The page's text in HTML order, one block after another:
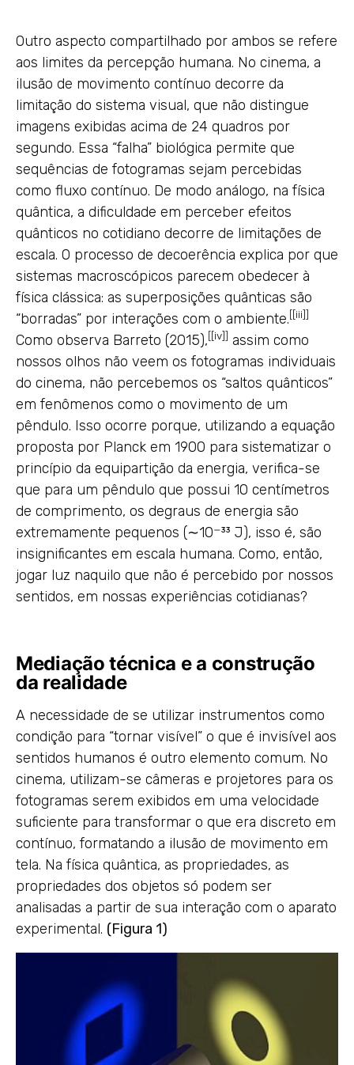
Outro aspecto compartilhado por ambos se refere
aos limites da percepção humana. No cinema, a
ilusão de movimento contínuo decorre da
limitação do sistema visual, que não distingue
imagens exibidas acima de 24 quadros por
segundo. Essa “falha” biológica permite que
sequências de fotogramas sejam percebidas
como fluxo contínuo. De modo análogo, na física
quântica, a dificuldade em perceber efeitos
quânticos no cotidiano decorre de limitações de
escala. O processo de decoerência explica por que
sistemas macroscópicos parecem obedecer à
física clássica: as superposições quânticas são
“borradas” por interações com o ambiente.[[iii]]
Como observa Barreto (2015),[[iv]] assim como
nossos olhos não veem os fotogramas individuais
do cinema, não percebemos os “saltos quânticos”
em fenômenos como o movimento de um
pêndulo. Isso ocorre porque, utilizando a equação
proposta por Planck em 1900 para sistematizar o
princípio da equipartição da energia, verifica-se
que para um pêndulo que possui 10 centímetros
de comprimento, os degraus de energia são
extremamente pequenos (∼10⁻³³ J), isso é, são
insignificantes em escala humana. Como, então,
jogar luz naquilo que não é percebido por nossos
sentidos, em nossas experiências cotidianas?
Mediação técnica e a construção
da realidade
A necessidade de se utilizar instrumentos como
condição para “tornar visível” o que é invisível aos
sentidos humanos é outro elemento comum. No
cinema, utilizam-se câmeras e projetores para os
fotogramas serem exibidos em uma velocidade
suficiente para transformar o que era discreto em
contínuo, formatando a ilusão de movimento em
tela. Na física quântica, as propriedades, as
propriedades dos objetos só podem ser
analisadas a partir de sua interação com o aparato
experimental. (Figura 1)